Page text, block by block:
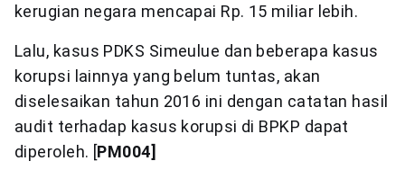
kerugian negara mencapai Rp. 15 miliar lebih.
Lalu, kasus PDKS Simeulue dan beberapa kasus
korupsi lainnya yang belum tuntas, akan
diselesaikan tahun 2016 ini dengan catatan hasil
audit terhadap kasus korupsi di BPKP dapat
diperoleh. [PM004]